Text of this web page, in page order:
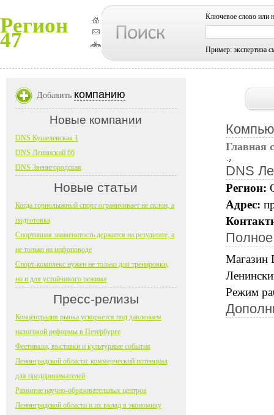
Регион
47
Ключевое слово или
Пример: экспертиза
Главная
DNS
Регион:
Адрес:
Магазин
Режим
Добавить компанию
Новые компании
DNS Кушелевская 1
DNS Ленинский 66
DNS Звенигородская
Новые статьи
Когда горнолыжный спорт ограничивает не склон, а
подготовка
Спортивная знаменитость держится на результате, а
не только на инфоповоде
Спорт-комплекс нужен не только для тренировки,
но и для устойчивого режима
Пресс-релизы
Концентрация рынка ускоряется под давлением
налоговой реформы в Петербурге
Фестивали, выставки и культурные события
Ленинградской области: коммерческий потенциал
для предпринимателей
Развитие научно-образовательных центров
Ленинградской области и их вклад в экономику